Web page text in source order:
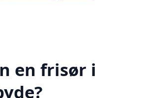
en frisør i